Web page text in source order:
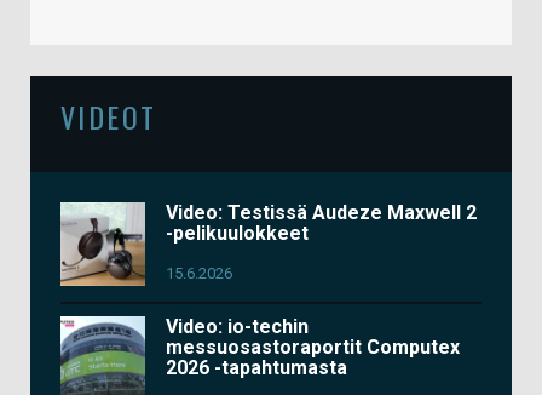
VIDEOT
Video: Testissä Audeze Maxwell 2
-pelikuulokkeet
15.6.2026
Video: io-techin
messuosastoraportit Computex
2026 -tapahtumasta